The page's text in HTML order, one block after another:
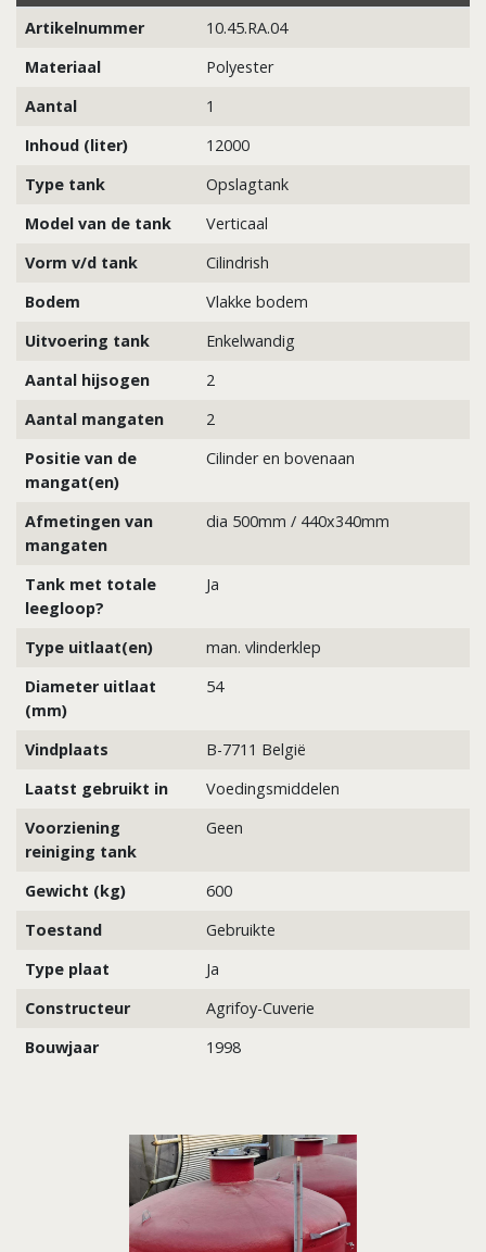
Artikelnummer
10.45.RA.04
Materiaal
Polyester
Aantal
1
Inhoud (liter)
12000
Type tank
Opslagtank
Model van de tank
Verticaal
Vorm v/d tank
Cilindrish
Bodem
Vlakke bodem
Uitvoering tank
Enkelwandig
Aantal hijsogen
2
Aantal mangaten
2
Positie van de
mangat(en)
Cilinder en bovenaan
Afmetingen van
mangaten
dia 500mm / 440x340mm
Tank met totale
leegloop?
Ja
Type uitlaat(en)
man. vlinderklep
Diameter uitlaat
(mm)
54
Vindplaats
B-7711 België
Laatst gebruikt in
Voedingsmiddelen
Voorziening
reiniging tank
Geen
Gewicht (kg)
600
Toestand
Gebruikte
Type plaat
Ja
Constructeur
Agrifoy-Cuverie
Bouwjaar
1998